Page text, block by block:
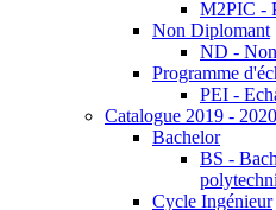
M2PIC -
Non Diplomant
ND -
Programme
PEI -
Catalogue 2019 - 2020
Bachelor
BS -
Cycle Ingénieur